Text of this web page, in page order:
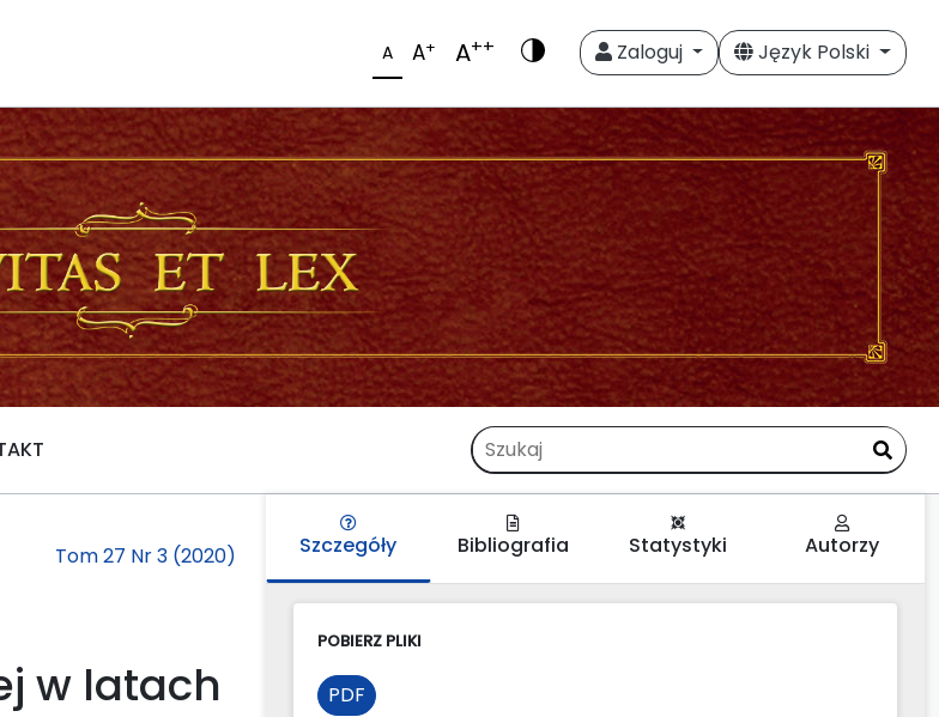
A A+ A++ Zaloguj Język Polski
Tom 27 Nr 3 (2020)
w latach
Szczegóły Bibliografia Statystyki Autorzy
POBIERZ PLIKI
PDF